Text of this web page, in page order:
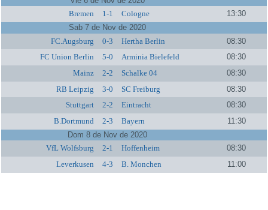
Bremen
1-1 Cologne
13:30
Sab 7 de Nov de 2020
FC.Augsburg
0-3 Hertha Berlin
08:30
FC Union Berlin
5-0 Arminia Bielefeld
08:30
Mainz
2-2 Schalke 04
08:30
RB Leipzig
3-0 SC Freiburg
08:30
Stuttgart
2-2 Eintracht
08:30
B.Dortmund
2-3 Bayern
11:30
Dom 8 de Nov de 2020
VfL Wolfsburg
2-1 Hoffenheim
08:30
Leverkusen
4-3 B. Monchen 11:00